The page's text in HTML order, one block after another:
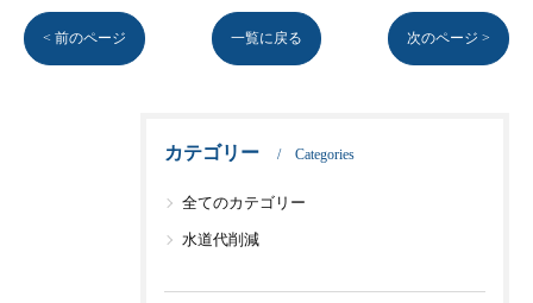
< 前のページ 一覧に戻る 次のページ >
カテゴリー Categories
全てのカテゴリー
水道代削減